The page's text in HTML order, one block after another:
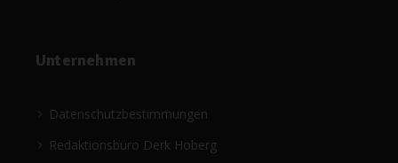
Unternehmen
Datenschutzbestimmungen
Redaktionsbüro Derk Hoberg